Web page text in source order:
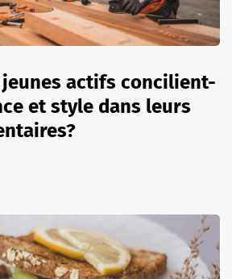
jeunes actifs concilient-
et style dans leurs